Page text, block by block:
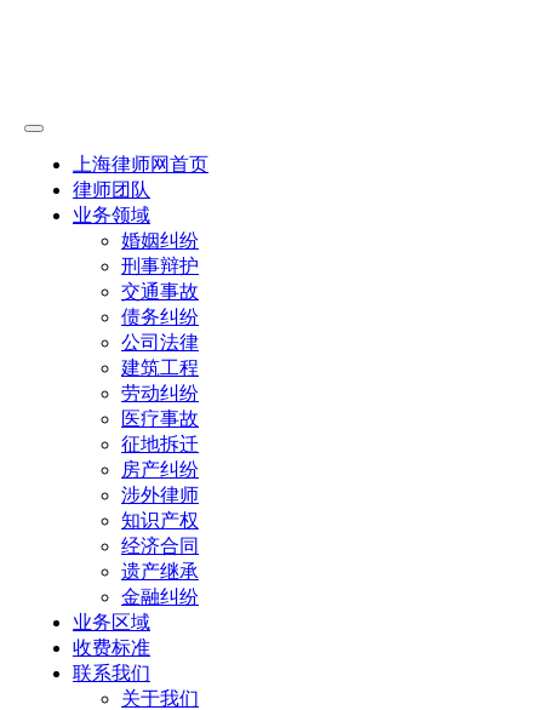
上海律师网首页
律师团队
业务领域
婚姻纠纷
刑事辩护
交通事故
债务纠纷
公司法律
建筑工程
劳动纠纷
医疗事故
征地拆迁
房产纠纷
涉外律师
知识产权
经济合同
遗产继承
金融纠纷
业务区域
收费标准
联系我们
关于我们